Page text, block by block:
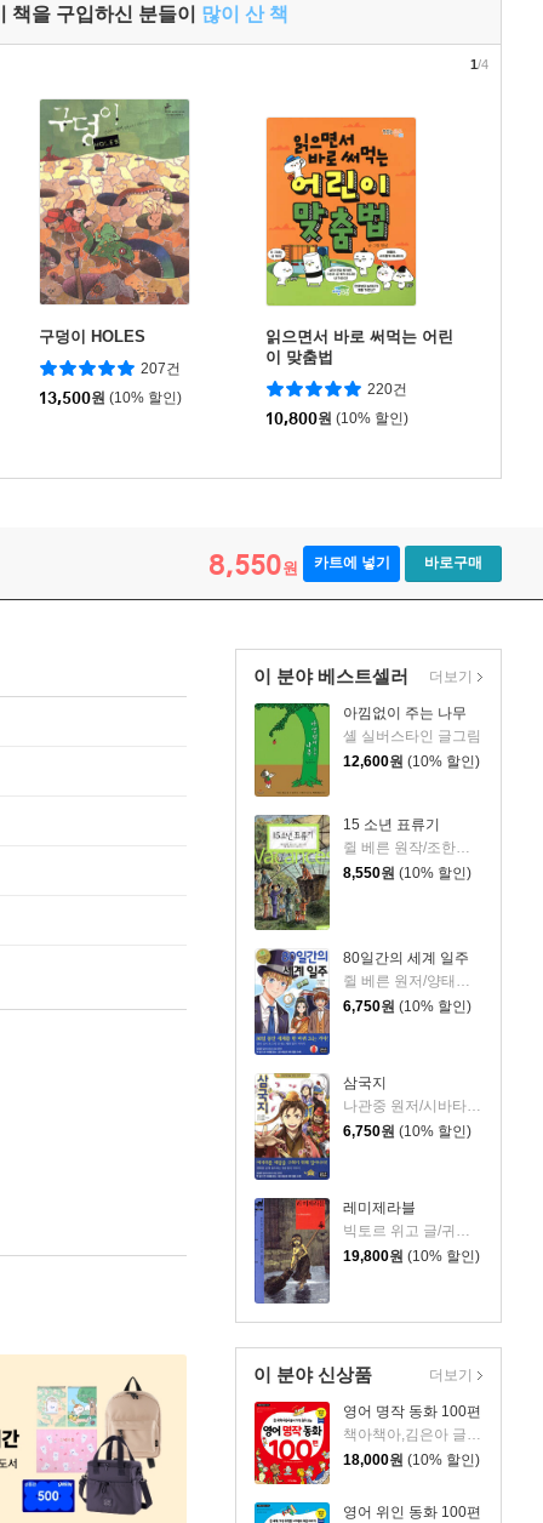
책을 구입하신 분들이 많이 산 책
구덩이 HOLES
207건
13,500원 (10% 할인)
읽으면서 바로 써먹는 어린
이 맞춤법
220건
10,800원 (10% 할인)
1/4
8,550원 카트에 넣기 바로구매
이 분야 베스트셀러
아낌없이 주는 나무
셸 실버스타인 글그림
12,600원 (10% 할인)
15 소년 표류기
8,550원 (10% 할인)
80일간의 세계 일주
6,750원 (10% 할인)
삼국지
나관중 원저/시바타 카츠모 편역/임희진 역
6,750원 (10% 할인)
레미제라블
빅토르 위고 글/귀스타브 브리옹 그림/염명순 역
19,800원 (10% 할인)
더보기
이 분야 신상품
영어 명작 동화 100편
18,000원 (10% 할인)
영어 위인 동화 100편
더보기